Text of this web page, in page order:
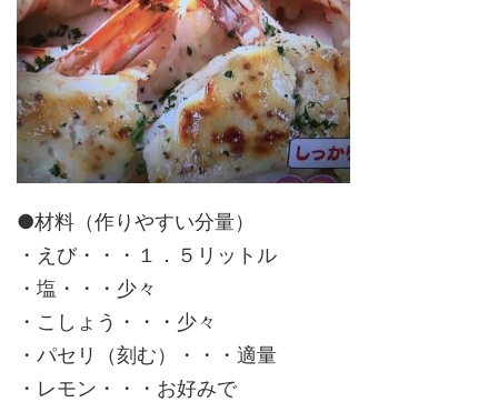
●材料（作りやすい分量）
・えび・・・１．５リットル
・塩・・・少々
・こしょう・・・少々
・パセリ（刻む）・・・適量
・レモン・・・お好みで